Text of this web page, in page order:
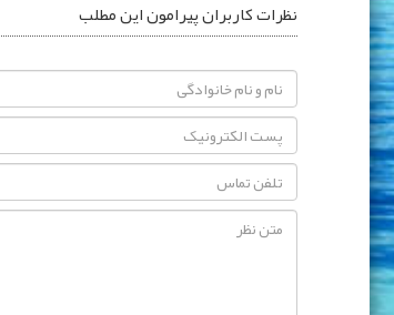
نظرات کاربران پیرامون این مطلب